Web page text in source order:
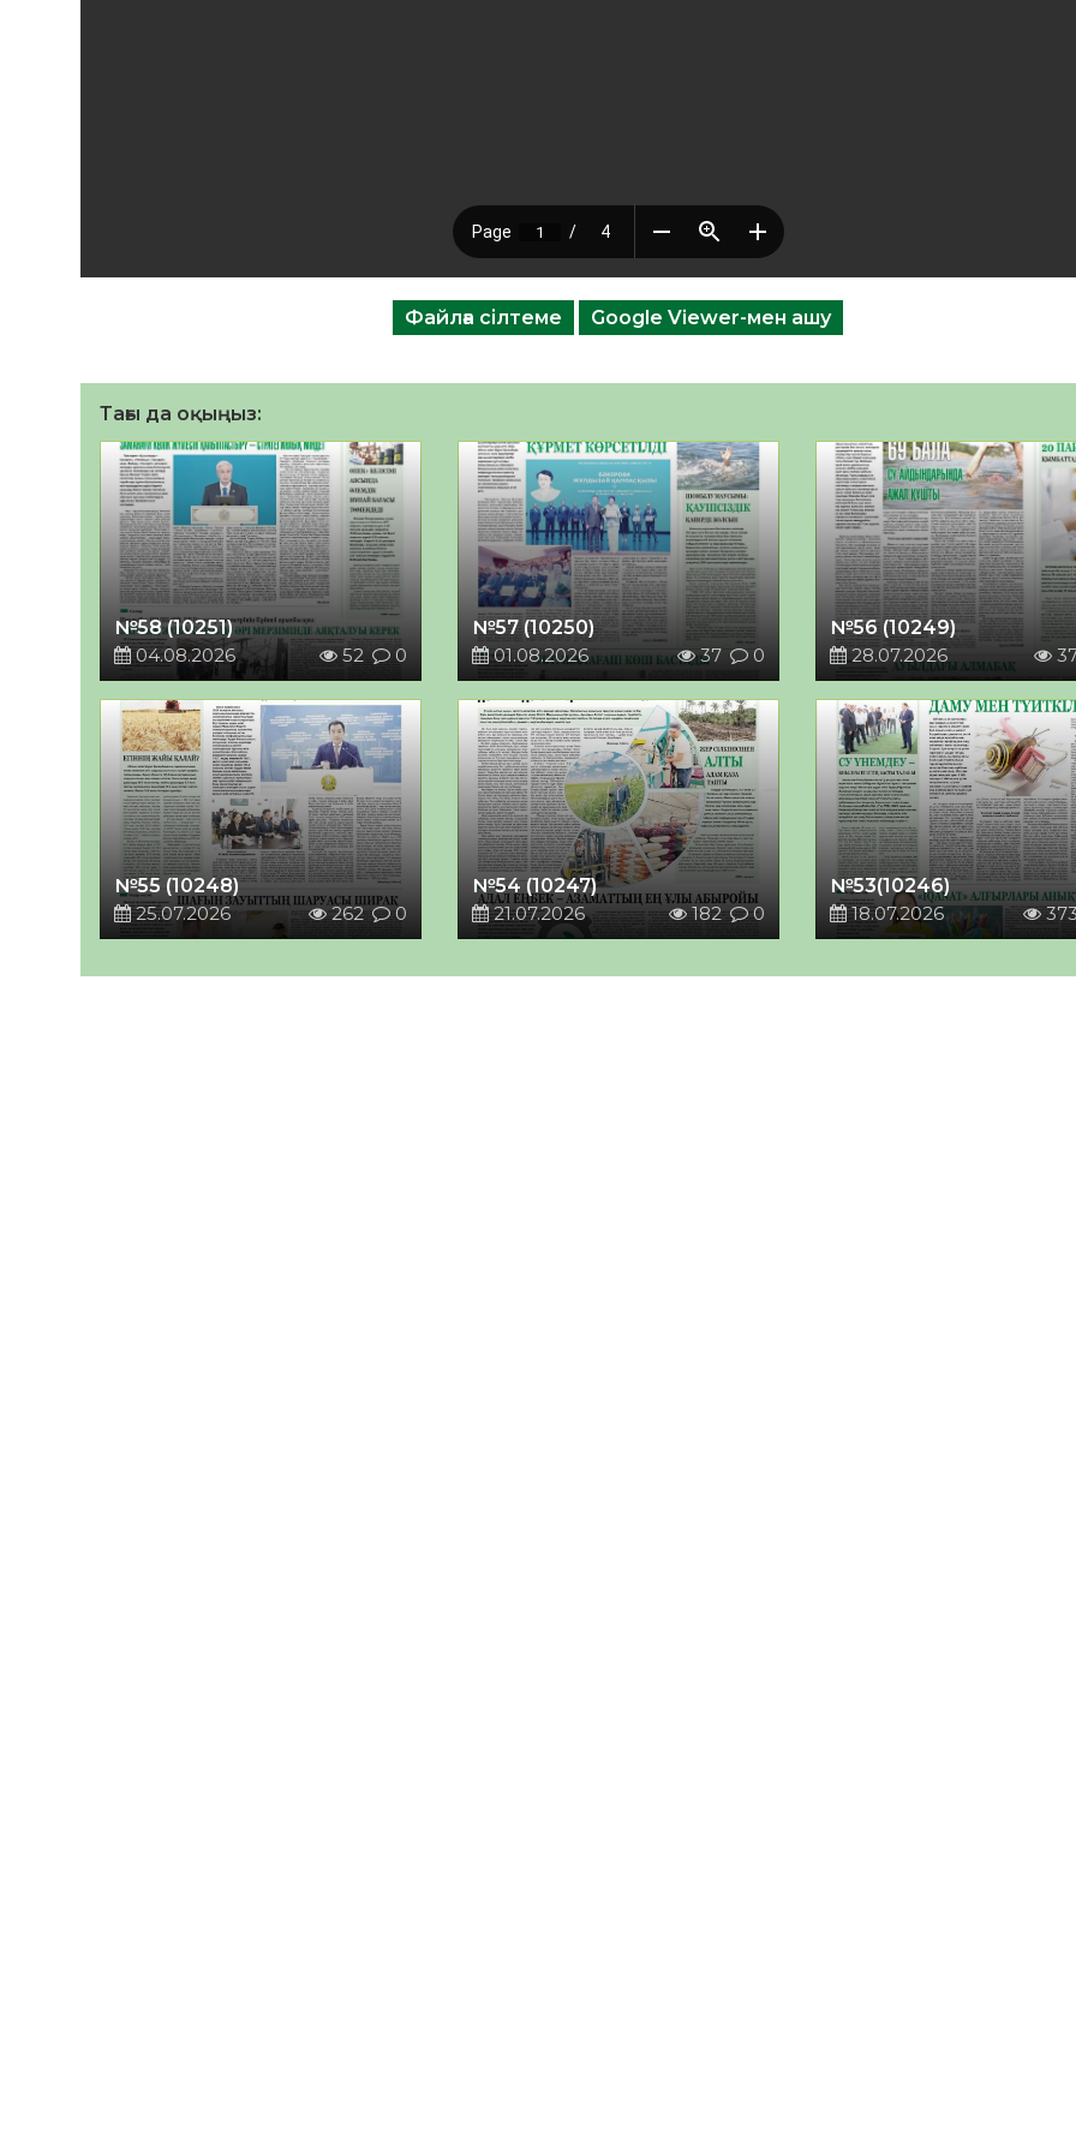
Файлға сілтеме Google Viewer-мен ашу
Тағы да оқыңыз:
№58 (10251)
04.08.2026
52 0
№57 (10250)
01.08.2026
37 0
№56 (10249)
28.07.2026
№55 (10248)
25.07.2026
262 0
№54 (10247)
21.07.2026
182 0
№53(10246)
18.07.2026
373